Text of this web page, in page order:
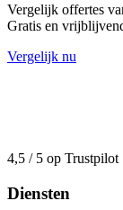
Vergelijk offertes
Gratis en
Vergelijk nu
4,5 / 5 op Trustpilot
Diensten